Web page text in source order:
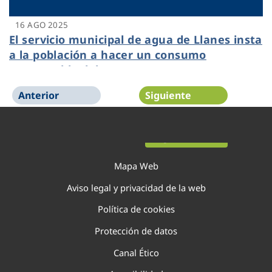
16 AGO 2025
El servicio municipal de agua de Llanes insta
a la población a hacer un consumo
responsable del agua
Anterior Siguiente
Mapa Web
Aviso legal y privacidad de la web
Política de cookies
Protección de datos
Canal Ético